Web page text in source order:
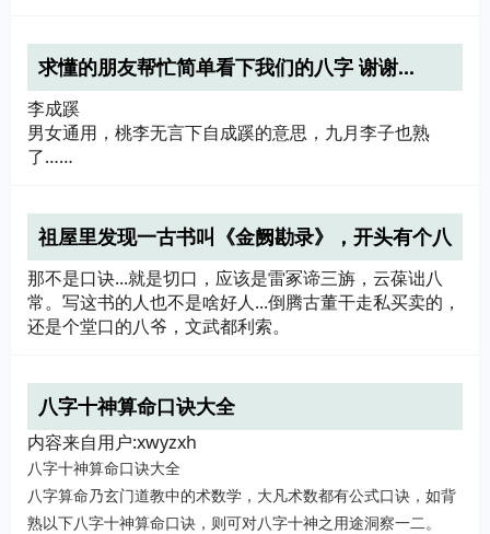
求懂的朋友帮忙简单看下我们的八字 谢谢...
李成蹊
男女通用，桃李无言下自成蹊的意思，九月李子也熟
了……
祖屋里发现一古书叫《金阙勘录》，开头有个八
字口诀，叫雷冢谛，云葆诎八常。有没人听过能
帮忙补全下？拜
那不是口诀...就是切口，应该是雷冢谛三旃，云葆诎八
常。写这书的人也不是啥好人...倒腾古董干走私买卖的，
还是个堂口的八爷，文武都利索。
八字十神算命口诀大全
内容来自用户:xwyzxh
八字十神算命口诀大全
八字算命乃玄门道教中的术数学，大凡术数都有公式口诀，如背
熟以下八字十神算命口诀，则可对八字十神之用途洞察一二。